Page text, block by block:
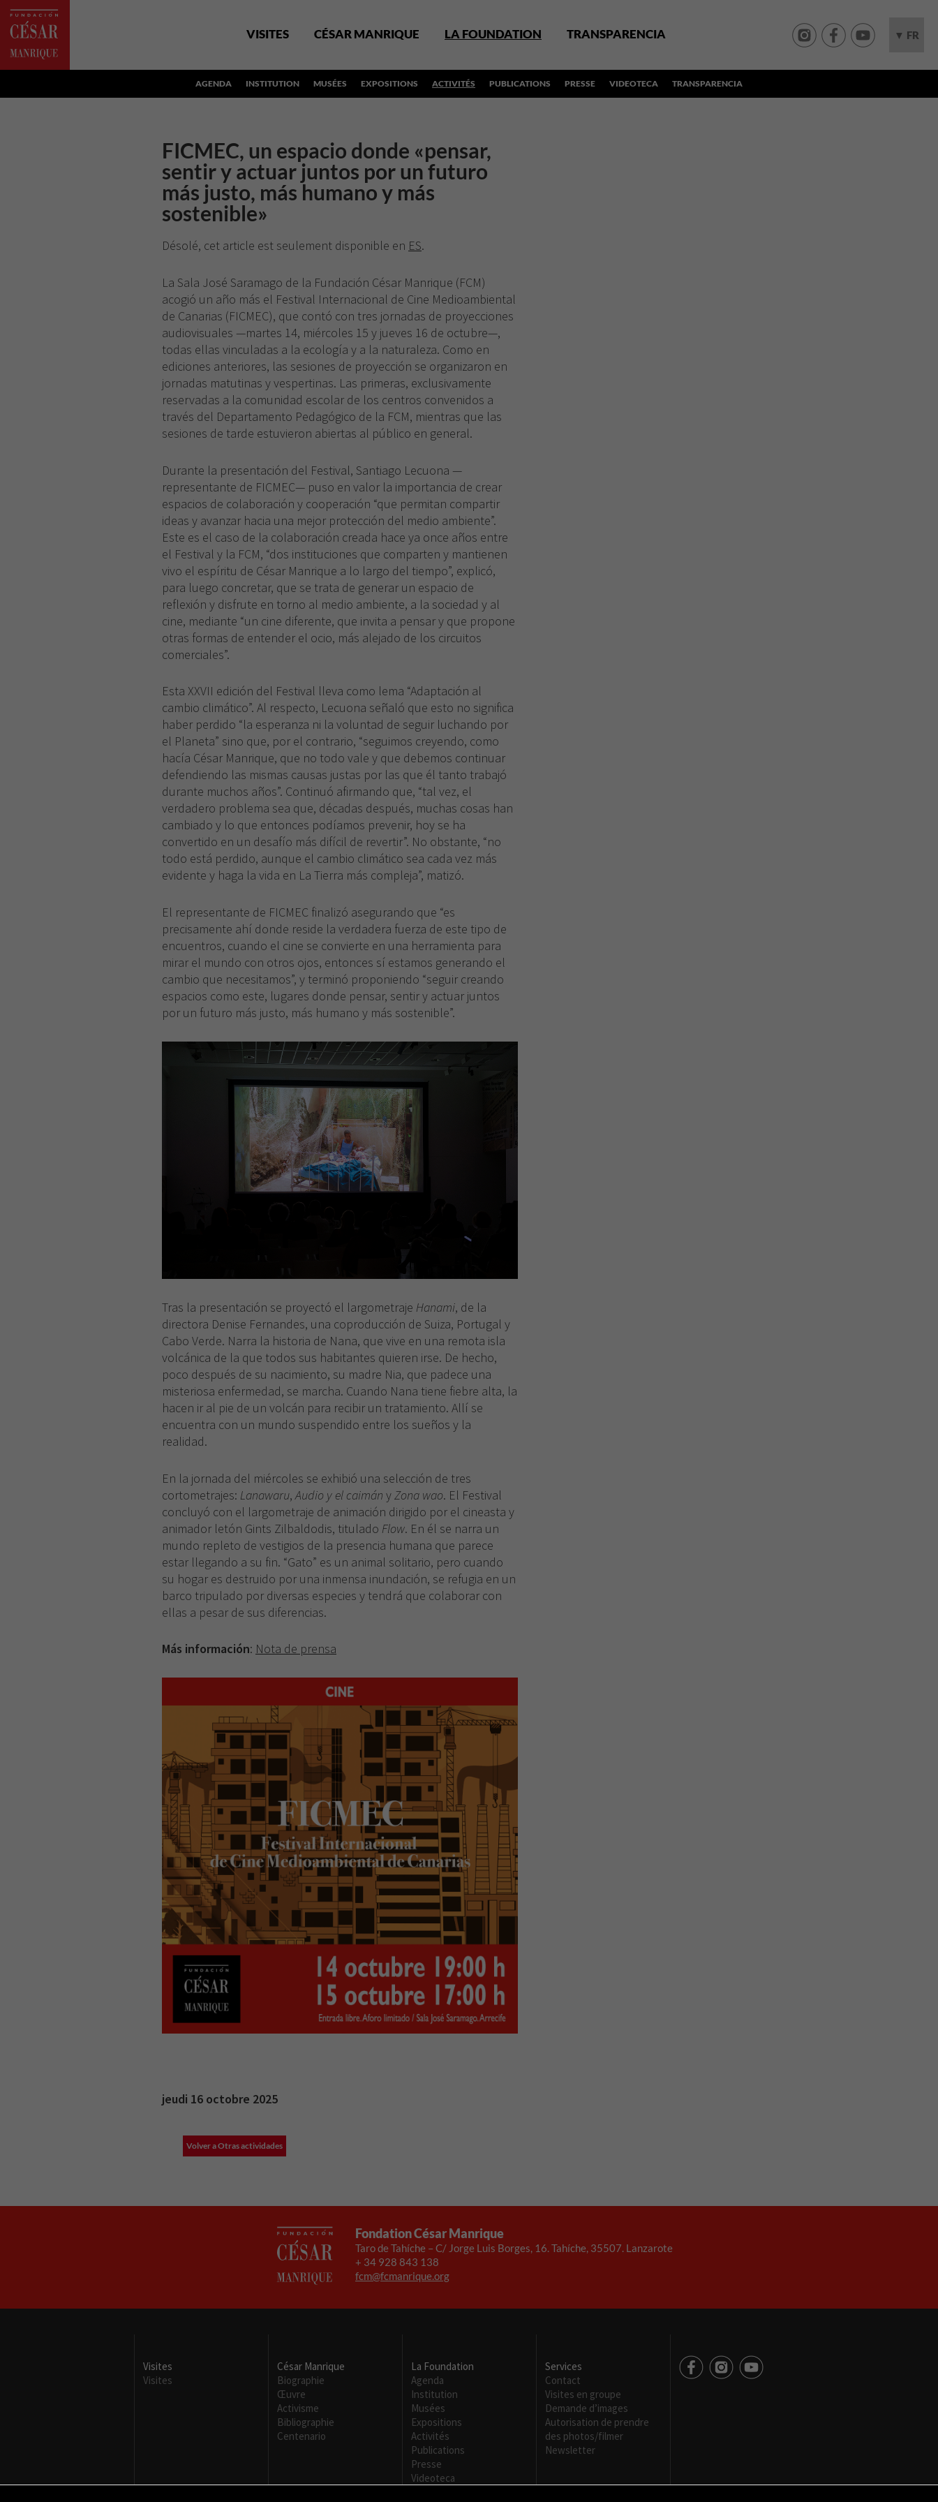
VISITES CÉSAR MANRIQUE LA FOUNDATION TRANSPARENCIA ▼ FR
AGENDA INSTITUTION MUSÉES EXPOSITIONS ACTIVITÉS PUBLICATIONS PRESSE VIDEOTECA TRANSPARENCIA
FICMEC, un espacio donde «pensar,
sentir y actuar juntos por un futuro
más justo, más humano y más
sostenible»
Désolé, cet article est seulement disponible en ES.
La Sala José Saramago de la Fundación César Manrique (FCM)
acogió un año más el Festival Internacional de Cine Medioambiental
de Canarias (FICMEC), que contó con tres jornadas de proyecciones
audiovisuales —martes 14, miércoles 15 y jueves 16 de octubre—,
todas ellas vinculadas a la ecología y a la naturaleza. Como en
ediciones anteriores, las sesiones de proyección se organizaron en
jornadas matutinas y vespertinas. Las primeras, exclusivamente
reservadas a la comunidad escolar de los centros convenidos a
través del Departamento Pedagógico de la FCM, mientras que las
sesiones de tarde estuvieron abiertas al público en general.
Durante la presentación del Festival, Santiago Lecuona —
representante de FICMEC— puso en valor la importancia de crear
espacios de colaboración y cooperación “que permitan compartir
ideas y avanzar hacia una mejor protección del medio ambiente”.
Este es el caso de la colaboración creada hace ya once años entre
el Festival y la FCM, “dos instituciones que comparten y mantienen
vivo el espíritu de César Manrique a lo largo del tiempo”, explicó,
para luego concretar, que se trata de generar un espacio de
reflexión y disfrute en torno al medio ambiente, a la sociedad y al
cine, mediante “un cine diferente, que invita a pensar y que propone
otras formas de entender el ocio, más alejado de los circuitos
comerciales”.
Esta XXVII edición del Festival lleva como lema “Adaptación al
cambio climático”. Al respecto, Lecuona señaló que esto no significa
haber perdido “la esperanza ni la voluntad de seguir luchando por
el Planeta” sino que, por el contrario, “seguimos creyendo, como
hacía César Manrique, que no todo vale y que debemos continuar
defendiendo las mismas causas justas por las que él tanto trabajó
durante muchos años”. Continuó afirmando que, “tal vez, el
verdadero problema sea que, décadas después, muchas cosas han
cambiado y lo que entonces podíamos prevenir, hoy se ha
convertido en un desafío más difícil de revertir”. No obstante, “no
todo está perdido, aunque el cambio climático sea cada vez más
evidente y haga la vida en La Tierra más compleja”, matizó.
El representante de FICMEC finalizó asegurando que “es
precisamente ahí donde reside la verdadera fuerza de este tipo de
encuentros, cuando el cine se convierte en una herramienta para
mirar el mundo con otros ojos, entonces sí estamos generando el
cambio que necesitamos”, y terminó proponiendo “seguir creando
espacios como este, lugares donde pensar, sentir y actuar juntos
por un futuro más justo, más humano y más sostenible”.
Tras la presentación se proyectó el largometraje Hanami, de la
directora Denise Fernandes, una coproducción de Suiza, Portugal y
Cabo Verde. Narra la historia de Nana, que vive en una remota isla
volcánica de la que todos sus habitantes quieren irse. De hecho,
poco después de su nacimiento, su madre Nia, que padece una
misteriosa enfermedad, se marcha. Cuando Nana tiene fiebre alta, la
hacen ir al pie de un volcán para recibir un tratamiento. Allí se
encuentra con un mundo suspendido entre los sueños y la
realidad.
En la jornada del miércoles se exhibió una selección de tres
cortometrajes: Lanawaru, Audio y el caimán y Zona wao. El Festival
concluyó con el largometraje de animación dirigido por el cineasta y
animador letón Gints Zilbaldodis, titulado Flow. En él se narra un
mundo repleto de vestigios de la presencia humana que parece
estar llegando a su fin. “Gato” es un animal solitario, pero cuando
su hogar es destruido por una inmensa inundación, se refugia en un
barco tripulado por diversas especies y tendrá que colaborar con
ellas a pesar de sus diferencias.
Más información: Nota de prensa
jeudi 16 octobre 2025
Volver a Otras actividades
Fondation César Manrique
Taro de Tahíche – C/ Jorge Luis Borges, 16. Tahíche, 35507. Lanzarote
+ 34 928 843 138
fcm@fcmanrique.org
Visites
Visites
César Manrique
Biographie
Œuvre
Activisme
Bibliographie
Centenario
La Foundation
Agenda
Institution
Musées
Expositions
Activités
Publications
Presse
Videoteca
Services
Contact
Visites en groupe
Demande d’images
Autorisation de prendre
des photos/filmer
Newsletter
cookies no
opcionales.
Son
necesarias
funcione la
Experiencia
Para que
nuestra web
funcione lo
mejor posible
durante tu
visita. Si
rechaza estas
algunas
funcionalidades
desaparecerán
de la web.